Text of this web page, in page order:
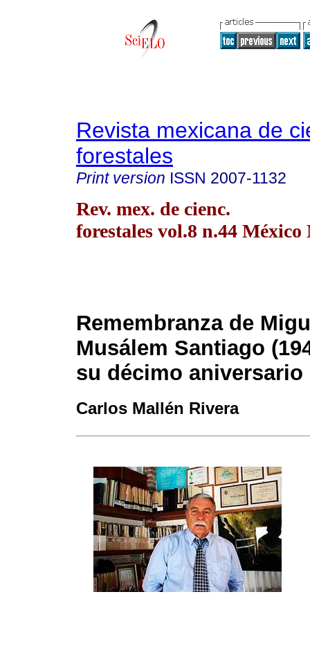
Revista mexicana de
forestales
Print version ISSN 2007-1132
Rev. mex. de cienc.
forestales vol.8 n.44 México
Remembranza de
Musálem Santiago
su décimo
Carlos Mallén Rivera